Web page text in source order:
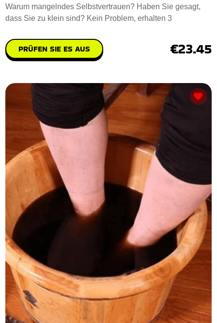
Warum mangelndes Selbstvertrauen? Haben Sie gesagt,
dass Sie zu klein sind? Kein Problem, erhalten 3
PRÜFEN SIE ES AUS €23.45